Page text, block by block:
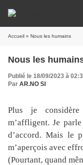
Accueil » Nous les humains
Nous les
Publié le 18/09/2023 à
Par AR.NO SI
Plus je
m’affligent. Je
d’accord. Mais le
m’aperçois avec
(Pourtant, quand